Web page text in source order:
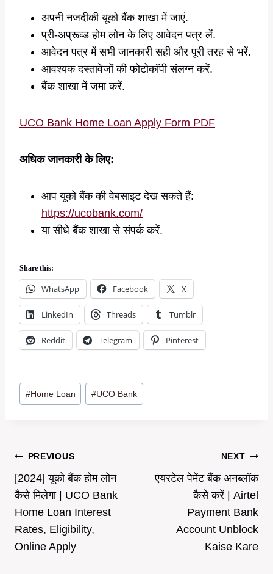
अपनी नजदीकी यूको बैंक शाखा में जाएं.
प्री-अप्रूव्ड होम लोन के लिए आवेदन पत्र लें.
आवेदन पत्र में सभी जानकारी सही और पूरी तरह से भरें.
आवश्यक दस्तावेजों की फोटोकॉपी संलग्न करें.
बैंक शाखा में जमा करें.
UCO Bank Home Loan Apply Form PDF
अधिक जानकारी के लिए:
आप यूको बैंक की वेबसाइट देख सकते हैं:
https://ucobank.com/
या सीधे बैंक शाखा से संपर्क करें.
Share this:
WhatsApp Facebook X
LinkedIn Threads Tumblr
Reddit Telegram Pinterest
Post
Tags:
#Home Loan #UCO Bank
Post
navigation
PREVIOUS
[2024] यूको बैंक होम लोन
कैसे मिलेगा | UCO Bank
Home Loan Interest
Rates, Eligibility,
Online Apply
NEXT
एयरटेल पेमेंट बैंक अनब्लॉक
कैसे करें | Airtel
Payment Bank
Account Unblock
Kaise Kare